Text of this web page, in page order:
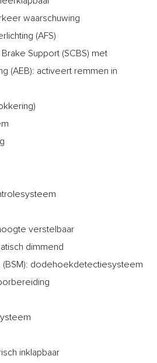
waarschuwing
(AFS)
Support (SCBS) met
(AEB): activeert remmen in
verstelbaar
dimmend
(BSM): dodehoekdetectiesysteem
inklapbaar